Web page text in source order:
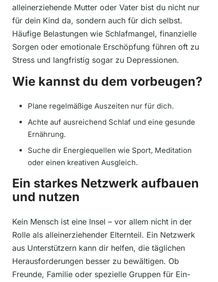
alleinerziehende Mutter oder Vater bist du nicht nur
für dein Kind da, sondern auch für dich selbst.
Häufige Belastungen wie Schlafmangel, finanzielle
Sorgen oder emotionale Erschöpfung führen oft zu
Stress und langfristig sogar zu Depressionen.
Wie kannst du dem vorbeugen?
Plane regelmäßige Auszeiten nur für dich.
Achte auf ausreichend Schlaf und eine gesunde
Ernährung.
Suche dir Energiequellen wie Sport, Meditation
oder einen kreativen Ausgleich.
Ein starkes Netzwerk aufbauen
und nutzen
Kein Mensch ist eine Insel – vor allem nicht in der
Rolle als alleinerziehender Elternteil. Ein Netzwerk
aus Unterstützern kann dir helfen, die täglichen
Herausforderungen besser zu bewältigen. Ob
Freunde, Familie oder spezielle Gruppen für Ein-